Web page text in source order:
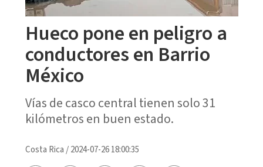
Hueco pone en peligro a
conductores en Barrio
México
Vías de casco central tienen solo 31
kilómetros en buen estado.
Costa Rica /2024-07-26 18:00:35